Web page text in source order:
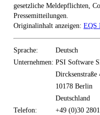
gesetzliche Meldepflichten,
Pressemitteilungen.
Originalinhalt anzeigen: EQS
Sprache:
Deutsch
Unternehmen: PSI Software
Dircksenstraße
10178 Berlin
Deutschland
Telefon:
+49 (0)30